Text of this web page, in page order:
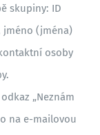
skupiny: ID
(jména)
osoby
„Neznám
na e-mailovou